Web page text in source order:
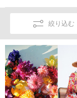
絞り込む